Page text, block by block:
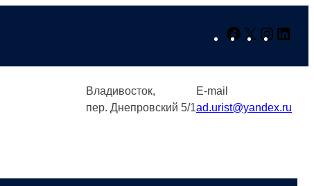
Facebook
X
Владивосток,
пер. Днепровский 5/1
E-mail
ad.urist@yandex.ru